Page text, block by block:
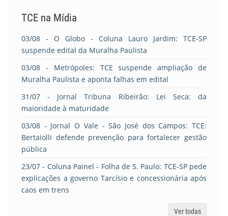
TCE na Mídia
03/08 - O Globo - Coluna Lauro Jardim: TCE-SP
suspende edital da Muralha Paulista
03/08 - Metrópoles: TCE suspende ampliação de
Muralha Paulista e aponta falhas em edital
31/07 - Jornal Tribuna Ribeirão: Lei Seca: da
maioridade à maturidade
03/08 - Jornal O Vale - São José dos Campos: TCE:
Bertaiolli defende prevenção para fortalecer gestão
pública
23/07 - Coluna Painel - Folha de S. Paulo: TCE-SP pede
explicações a governo Tarcísio e concessionária após
caos em trens
Ver todas